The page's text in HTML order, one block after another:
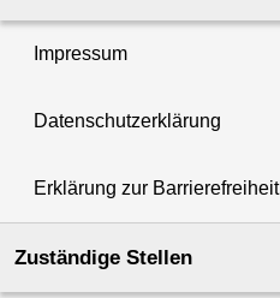
Impressum
Datenschutzerklärung
Erklärung zur Barrierefreiheit
Zuständige Stellen